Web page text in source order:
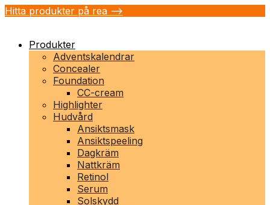
Hitta produkter på rea -->
Produkter
Adventskalendrar
Concealer
Foundation
CC-cream
Highlighter
Hudvård
Ansiktsmask
Ansiktspeeling
Dagkräm
Nattkräm
Retinol
Serum
Solskydd